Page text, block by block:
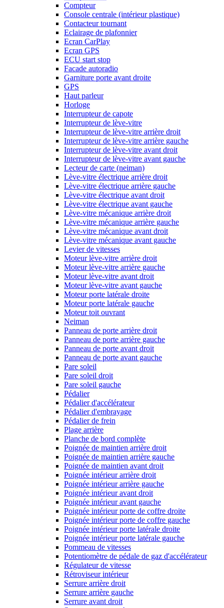
Compteur
Console centrale (intérieur plastique)
Contacteur tournant
Eclairage de plafonnier
Ecran CarPlay
Ecran GPS
ECU start stop
Facade autoradio
Garniture porte avant droite
GPS
Haut parleur
Horloge
Interrupteur de capote
Interrupteur de lève-vitre
Interrupteur de lève-vitre arrière droit
Interrupteur de lève-vitre arrière gauche
Interrupteur de lève-vitre avant droit
Interrupteur de lève-vitre avant gauche
Lecteur de carte (neiman)
Lève-vitre électrique arrière droit
Lève-vitre électrique arrière gauche
Lève-vitre électrique avant droit
Lève-vitre électrique avant gauche
Lève-vitre mécanique arrière droit
Lève-vitre mécanique arrière gauche
Lève-vitre mécanique avant droit
Lève-vitre mécanique avant gauche
Levier de vitesses
Moteur lève-vitre arrière droit
Moteur lève-vitre arrière gauche
Moteur lève-vitre avant droit
Moteur lève-vitre avant gauche
Moteur porte latérale droite
Moteur porte latérale gauche
Moteur toit ouvrant
Neiman
Panneau de porte arrière droit
Panneau de porte arrière gauche
Panneau de porte avant droit
Panneau de porte avant gauche
Pare soleil
Pare soleil droit
Pare soleil gauche
Pédalier
Pédalier d'accélérateur
Pédalier d'embrayage
Pédalier de frein
Plage arrière
Planche de bord complète
Poignée de maintien arrière droit
Poignée de maintien arrière gauche
Poignée de maintien avant droit
Poignée intérieur arrière droit
Poignée intérieur arrière gauche
Poignée intérieur avant droit
Poignée intérieur avant gauche
Poignée intérieur porte de coffre droite
Poignée intérieur porte de coffre gauche
Poignée intérieur porte latérale droite
Poignée intérieur porte latérale gauche
Pommeau de vitesses
Potentiomètre de pédale de gaz d'accélérateur
Régulateur de vitesse
Rétroviseur intérieur
Serrure arrière droit
Serrure arrière gauche
Serrure avant droit